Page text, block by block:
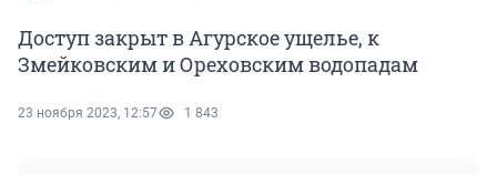
Доступ закрыт в Агурское ущелье, к
Змейковским и Ореховским водопадам
23 ноября 2023, 12:57 1 843